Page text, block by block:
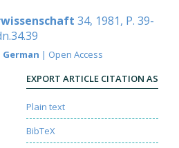
34, 1981, P. 39-
German | Open Access
EXPORT ARTICLE CITATION AS
Plain text
BibTeX